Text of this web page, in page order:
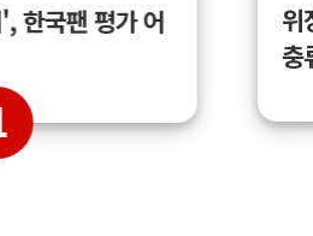
한국팬 평가 어
위
충